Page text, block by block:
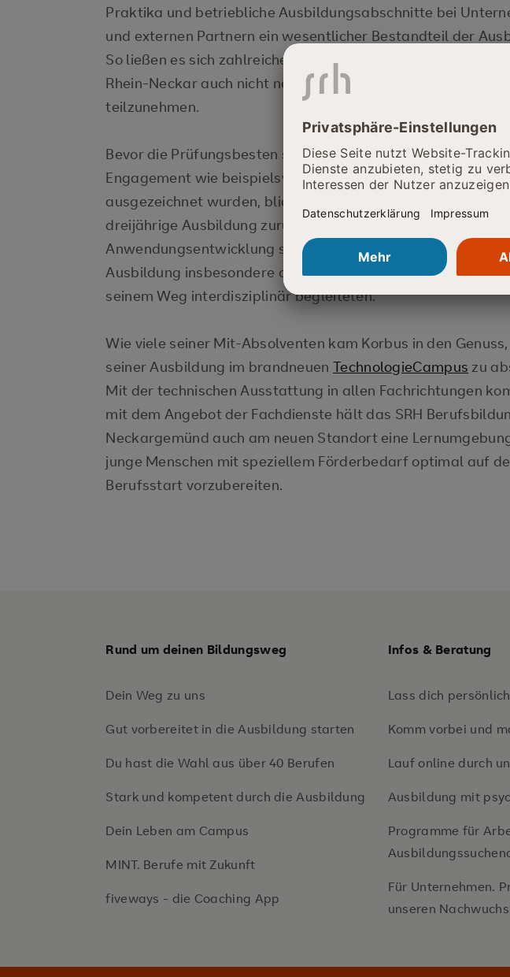
Praktika und betriebliche Ausbildungsabschnitte bei
und externen Partnern ein wesentlicher Bestandteil der
So ließen es sich zahlreiche Partnerbetriebe der
Rhein-Neckar auch nicht nehmen, an der feierlichen
teilzunehmen.
Bevor die Prüfungsbesten sowie Auszubildende für
Engagement wie beispielsweise den Erwerb des „Energie-
ausgezeichnet wurden, blickte Absolvent Karl Korbus auf
dreijährige Ausbildung zurück. Der Fachinformatiker
Anwendungsentwicklung schätzte neben der qualifizierten
Ausbildung insbesondere den Job der Mitarbeitenden, die
seinem Weg interdisziplinär begleiteten.
Wie viele seiner Mit-Absolventen kam Korbus in den
seiner Ausbildung im brandneuen TechnologieCampus zu
Mit der technischen Ausstattung in allen Fachrichtungen
mit dem Angebot der Fachdienste hält das SRH
Neckargemünd auch am neuen Standort eine
junge Menschen mit speziellem Förderbedarf optimal auf
Berufsstart vorzubereiten.
Rund um deinen Bildungsweg
Dein Weg zu uns
Gut vorbereitet in die Ausbildung starten
Du hast die Wahl aus über 40 Berufen
Stark und kompetent durch die Ausbildung
Dein Leben am Campus
MINT. Berufe mit Zukunft
fiveways - die Coaching App
Infos & Beratung
Lass dich
Komm vorbei und
Lauf online durch
Ausbildung mit
Programme für
Für Unternehmen.
unseren